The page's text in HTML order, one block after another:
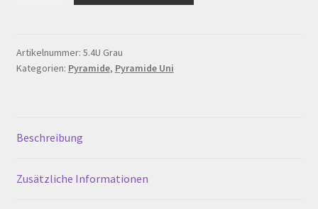
Warenkorb
Widerrufsbelehrung
Zahlungsarten
190
mm,
Artikelnummer: 5.4U Grau
Kategorien: Pyramide, Pyramide Uni
Beschreibung
Zusätzliche Informationen